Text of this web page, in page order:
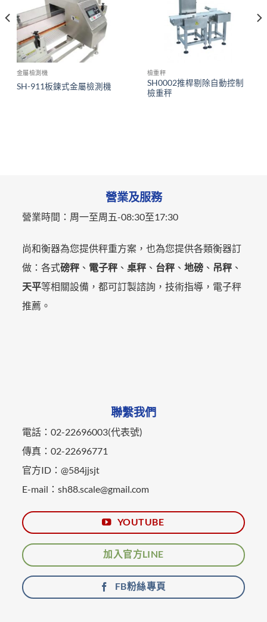
金屬檢測機
SH-911板鍊式金屬檢測機
檢重秤
SH0002推桿剔除自動控制
檢重秤
營業及服務
營業時間： 周一至周五-08:30至17:30
尚和衡器為您提供秤重方案，也為您提供各類衡器訂
做：各式磅秤 、 電子秤 、桌秤 、 台秤 、地磅 、 吊秤 、
天平等相關設備，都可訂製諮詢，技術指導，電子秤
推薦。
聯繫我們
電話：02-22696003(代表號)
傳真：02-22696771
官方ID：@584jjsjt
E-mail：sh88.scale@gmail.com
YOUTUBE
加入官方LINE
FB粉絲專頁